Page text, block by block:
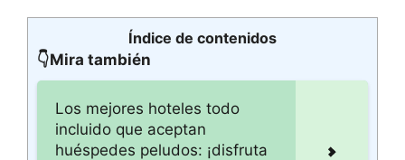
Índice de contenidos
👇Mira también
Los mejores hoteles todo
incluido que aceptan
huéspedes peludos: ¡disfruta